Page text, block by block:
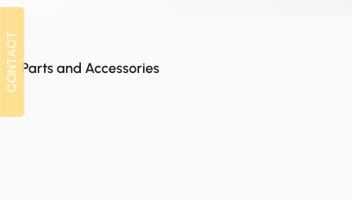
Parts and Accessories
CONTACT
CONTACT